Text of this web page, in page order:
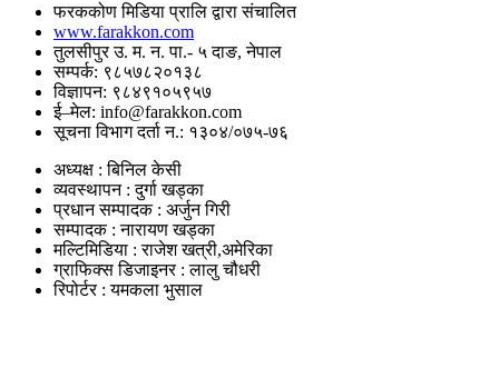
फरककोण मिडिया प्रालि द्वारा संचालित
www.farakkon.com
तुलसीपुर उ. म. न. पा.- ५ दाङ, नेपाल
सम्पर्क: ९८५७८२०१३८
विज्ञापन: ९८४९१०५९५७
ई–मेल: info@farakkon.com
सूचना विभाग दर्ता न.: १३०४/०७५-७६
अध्यक्ष : बिनिल केसी
व्यवस्थापन : दुर्गा खड्का
प्रधान सम्पादक : अर्जुन गिरी
सम्पादक : नारायण खड्का
मल्टिमिडिया : राजेश खत्री,अमेरिका
ग्राफिक्स डिजाइनर : लालु चौधरी
रिपोर्टर : यमकला भुसाल